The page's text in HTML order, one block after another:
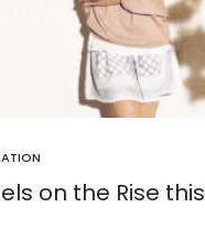
on the Rise this